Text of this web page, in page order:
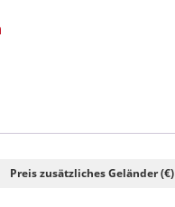
Preis zusätzliches Geländer (€)